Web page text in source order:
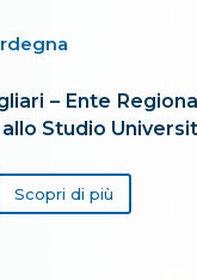
– Ente
Studio
Scopri di più